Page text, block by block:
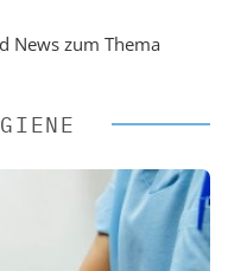
News zum Thema